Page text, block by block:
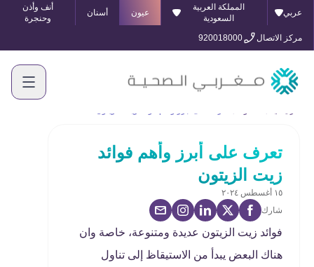
عربي
المملكة العربية
السعودية
عيون أسنان
أنف وأذن
وحنجرة
مركز الاتصال
920018000
تعرف على أبرز وأهم فوائد
زيت الزيتون
١٥ أغسطس ٢٠٢٤
شارك
فوائد زيت الزيتون عديدة ومتنوعة، خاصة وان
هناك البعض يبدأ من الاستيقاظ إلى تناول